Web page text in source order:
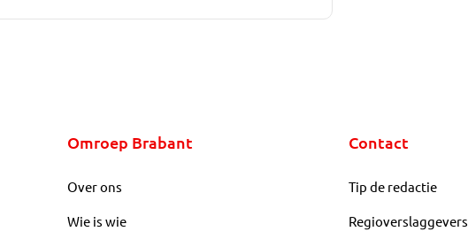
Omroep Brabant
Over ons
Wie is wie
Contact
Tip de redactie
Regioverslaggevers